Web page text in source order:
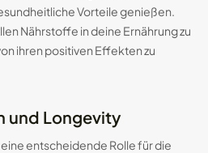
Vorteile genießen.
Nährstoffe in deine Ernährung zu
ihren positiven Effekten zu
und Longevity
entscheidende Rolle für die